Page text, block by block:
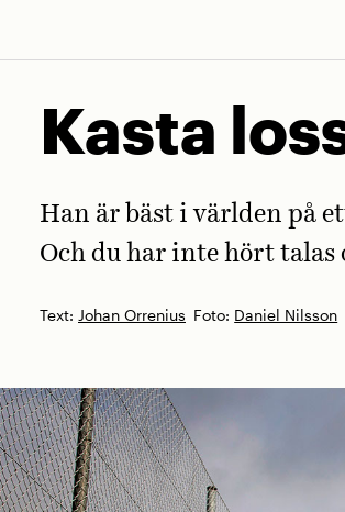
Kasta
Text: Johan Orrenius Foto: Daniel Nilsson
Han är bäst i världen på
Och du har inte hört talas